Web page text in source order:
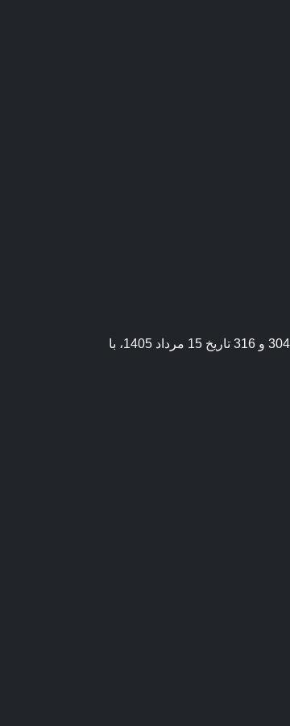
قیمت روز ورق استیل یکی از مهم‌ترین موضوعاتی است که خریداران و فعالان صنعت همواره به دنبال آن هستند. قیمت امروز ورق استیل 304 و 316 تاریخ 15 مرداد 1405، با